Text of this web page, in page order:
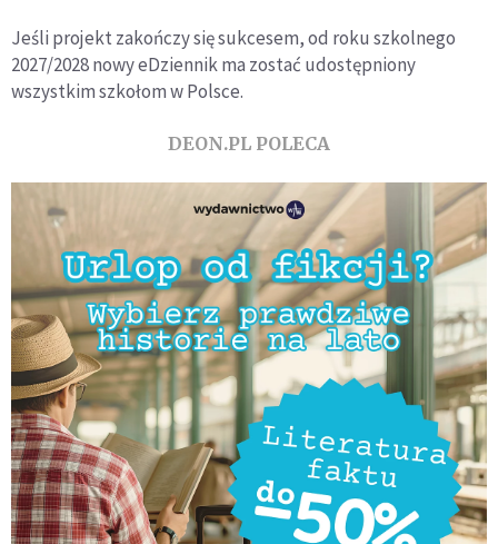
Jeśli projekt zakończy się sukcesem, od roku szkolnego
2027/2028 nowy eDziennik ma zostać udostępniony
wszystkim szkołom w Polsce.
DEON.PL POLECA